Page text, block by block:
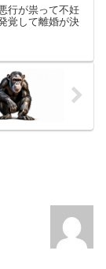
行が祟って不妊
覚して離婚が決